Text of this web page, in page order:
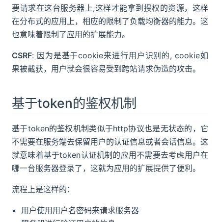
要请求在这台服务器上,这样才能拿到授权的资源，这样
在分布式的应用上，相应的限制了负载均衡器的能力。这
也意味着限制了应用的扩展能力。
CSRF: 因为是基于cookie来进行用户识别的, cookie如
果被截获，用户就会很容易受到跨站请求伪造的攻击。
基于token的鉴权机制
基于token的鉴权机制类似于http协议也是无状态的，它
不需要在服务端去保留用户的认证信息或者会话信息。这
就意味着基于token认证机制的应用不需要去考虑用户在
哪一台服务器登录了，这就为应用的扩展提供了便利。
流程上是这样的：
用户使用用户名密码来请求服务器